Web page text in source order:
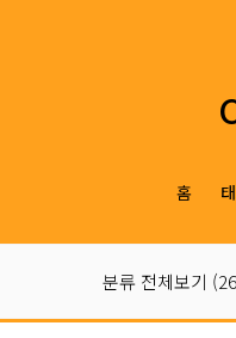
홈
분류 전체보기